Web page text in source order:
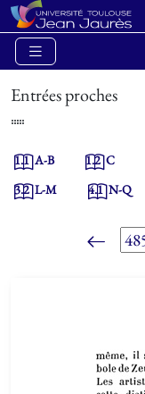
Entrées proches
1.1A-B 1.2C
3.2L-M 4.1N-Q